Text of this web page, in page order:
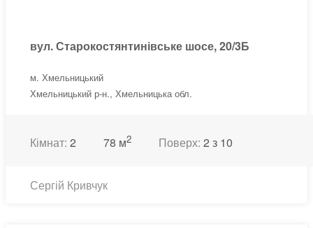
вул. Старокостянтинівське шосе, 20/3Б
м. Хмельницький
Хмельницький р-н., Хмельницька обл.
Кімнат: 2 78 м2 Поверх: 2 з 10
Сергій Кривчук